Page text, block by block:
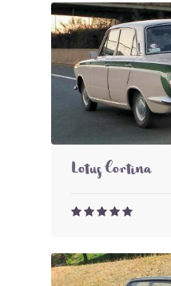
Lotus Cortina